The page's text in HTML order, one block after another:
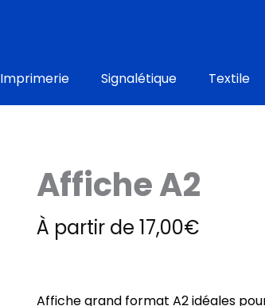
Imprimerie Signalétique Textile
Affiche A2
À partir de17,00€
Affiche grand format A2idéales